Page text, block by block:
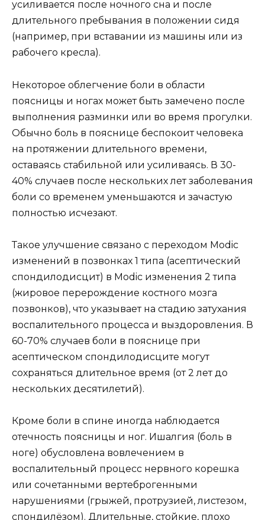
усиливается после ночного сна и после
длительного пребывания в положении сидя
(например, при вставании из машины или из
рабочего кресла).
Некоторое облегчение боли в области
поясницы и ногах может быть замечено после
выполнения разминки или во время прогулки.
Обычно боль в пояснице беспокоит человека
на протяжении длительного времени,
оставаясь стабильной или усиливаясь. В 30-
40% случаев после нескольких лет заболевания
боли со временем уменьшаются и зачастую
полностью исчезают.
Такое улучшение связано с переходом Modic
изменений в позвонках 1 типа (асептический
спондилодисцит) в Modic изменения 2 типа
(жировое перерождение костного мозга
позвонков), что указывает на стадию затухания
воспалительного процесса и выздоровления. В
60-70% случаев боли в пояснице при
асептическом спондилодисците могут
сохраняться длительное время (от 2 лет до
нескольких десятилетий).
Кроме боли в спине иногда наблюдается
отечность поясницы и ног. Ишалгия (боль в
ноге) обусловлена вовлечением в
воспалительный процесс нервного корешка
или сочетанными вертеброгенными
нарушениями (грыжей, протрузией, листезом,
спондилёзом). Длительные, стойкие, плохо